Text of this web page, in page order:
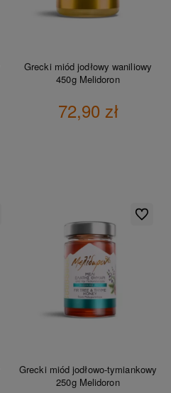
Grecki miód jodłowy waniliowy
450g Melidoron
72,90 zł
Grecki miód jodłowo-tymiankowy
250g Melidoron
Do